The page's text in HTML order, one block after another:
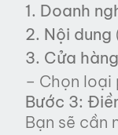
1. Doanh
2. Nội dung
3. Cửa hàng
– Chọn
Bước 3:
Bạn sẽ cần